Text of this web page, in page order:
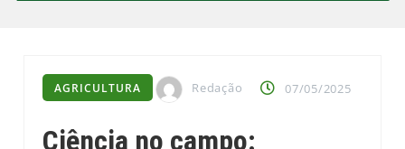
AGRICULTURA Redação 07/05/2025
Ciência no campo: